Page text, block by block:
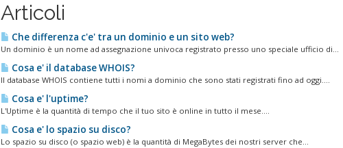
Articoli
Che differenza c'e' tra un dominio e un sito web?
Un dominio è un nome ad assegnazione univoca registrato presso uno speciale ufficio di...
Cosa e' il database WHOIS?
Il database WHOIS contiene tutti i nomi a dominio che sono stati registrati fino ad oggi....
Cosa e' l'uptime?
L'Uptime è la quantità di tempo che il tuo sito è online in tutto il mese....
Cosa e' lo spazio su disco?
Lo spazio su disco (o spazio web) è la quantità di MegaBytes dei nostri server che...